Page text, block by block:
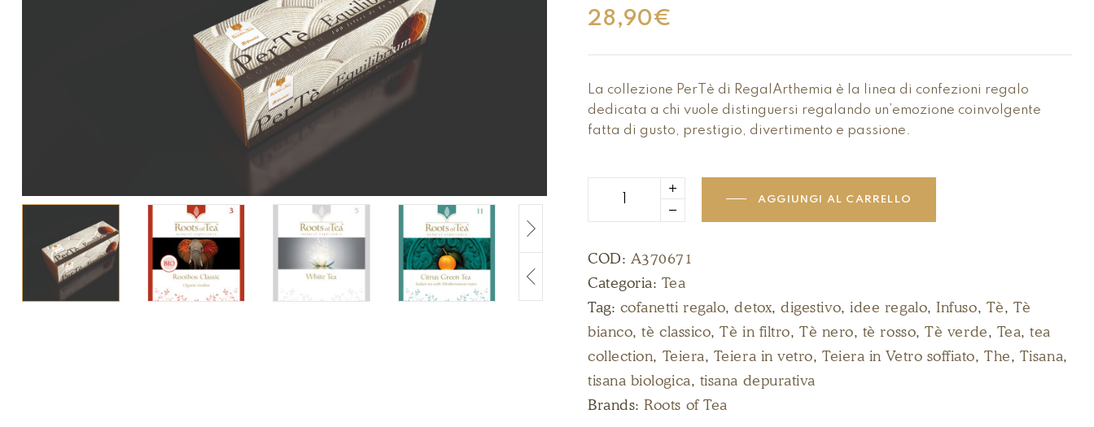
28,90€
La collezione PerTè di RegalArthemia è la linea di confezioni regalo
dedicata a chi vuole distinguersi regalando un’emozione coinvolgente
fatta di gusto, prestigio, divertimento e passione.
AGGIUNGI AL CARRELLO
COD: A370671
Categoria: Tea
Tag: cofanetti regalo,detox,digestivo,idee regalo,Infuso, Tè, Tè
bianco,tè classico,Tè in filtro, Tè nero, tè rosso,Tè verde, Tea,tea
collection, Teiera, Teiera in vetro,Teiera in Vetro soffiato,The, Tisana,
tisana biologica, tisana depurativa
Brands:Roots of Tea